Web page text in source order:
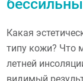
бессильны
Какая
типу кожи? Что
летней